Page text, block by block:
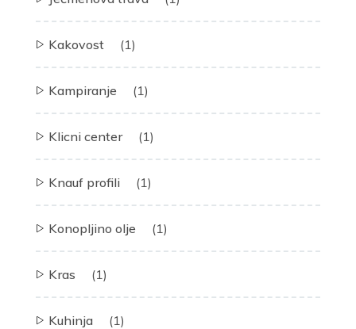
Kakovost (1)
Kampiranje (1)
Klicni center (1)
Knauf profili (1)
Konopljino olje (1)
Kras (1)
Kuhinja (1)